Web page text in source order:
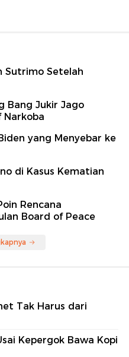
Sutrimo Setelah
Bang Jukir Jago
Narkoba
yang Menyebar ke
di Kasus Kematian
Rencana
Board of Peace
Tak Harus dari
Kepergok Bawa Kopi